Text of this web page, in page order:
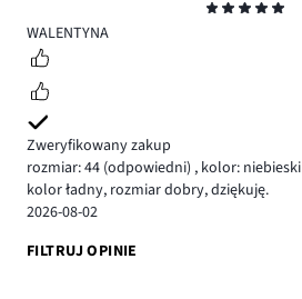
5
WALENTYNA
Zweryfikowany zakup
rozmiar: 44 (odpowiedni) , kolor: niebieski
kolor ładny, rozmiar dobry, dziękuję.
2026-08-02
FILTRUJ OPINIE